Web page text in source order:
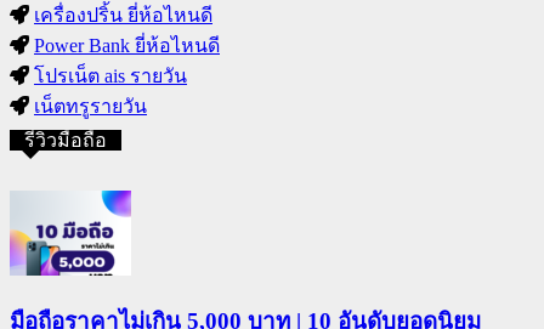
เครื่องปริ้น ยี่ห้อไหนดี
Power Bank ยี่ห้อไหนดี
โปรเน็ต ais รายวัน
เน็ตทรูรายวัน
รีวิวมือถือ
มือถือราคาไม่เกิน 5,000 บาท | 10 อันดับยอดนิยม